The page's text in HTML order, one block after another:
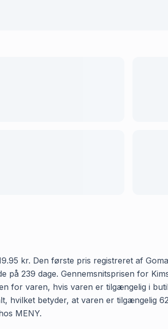
kr. Den første pris registreret af
på 239 dage. Gennemsnitsprisen for
for varen, hvis varen er tilgængelig i
hvilket betyder, at varen er tilgængelig
MENY.